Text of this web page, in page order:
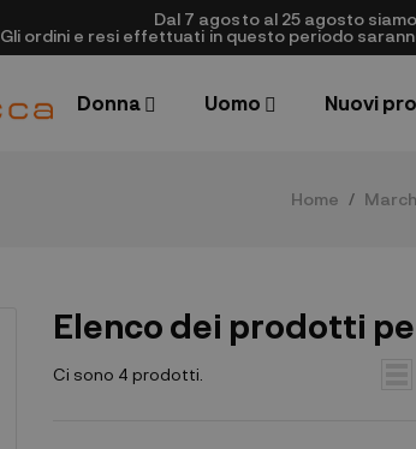
Dal 7 agosto al 25 agosto
Gli ordini e resi effettuati in questo periodo
Donna Uomo Nuovi
Home
Elenco dei prodotti
Ci sono 4 prodotti.